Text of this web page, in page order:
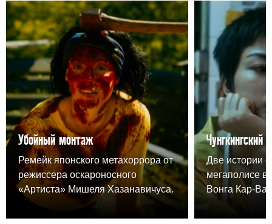
Убойный монтаж
Ремейк японского метахоррора от
режиссера оскароносного
«Артиста» Мишеля Хазанавичуса.
Чунгкингский
Две истории
мегаполисе в
Вонга Кар-